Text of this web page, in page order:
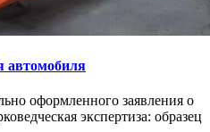
автомобиля
оформленного заявления о
экспертиза: образец